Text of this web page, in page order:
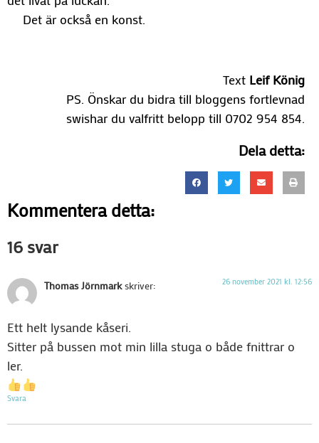
Det är också en konst.
Text Leif König
PS. Önskar du bidra till bloggens fortlevnad
swishar du valfritt belopp till 0702 954 854.
Dela detta:
Kommentera detta:
16 svar
Thomas Jörnmark skriver: 26 november 2021 kl. 12:56
Ett helt lysande kåseri.
Sitter på bussen mot min lilla stuga o både fnittrar o
ler.
Svara